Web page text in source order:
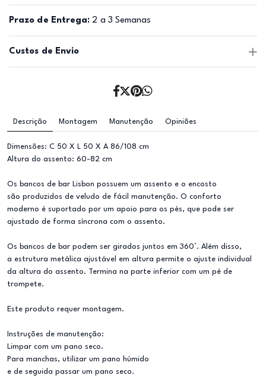
Prazo de Entrega: 2 a 3 Semanas
Custos de Envio
Descrição Montagem Manutenção Opiniões
Dimensões: C 50 X L 50 X A 86/108 cm
Altura do assento: 60-82 cm
Os bancos de bar Lisbon possuem um assento e o encosto
são produzidos de veludo de fácil manutenção. O conforto
moderno é suportado por um apoio para os pés, que pode ser
ajustado de forma síncrona com o assento.
Os bancos de bar podem ser girados juntos em 360°. Além disso,
a estrutura metálica ajustável em altura permite o ajuste individual
da altura do assento. Termina na parte inferior com um pé de
trompete.
Este produto requer montagem.
Instruções de manutenção:
Limpar com um pano seco.
Para manchas, utilizar um pano húmido
e de seguida passar um pano seco.